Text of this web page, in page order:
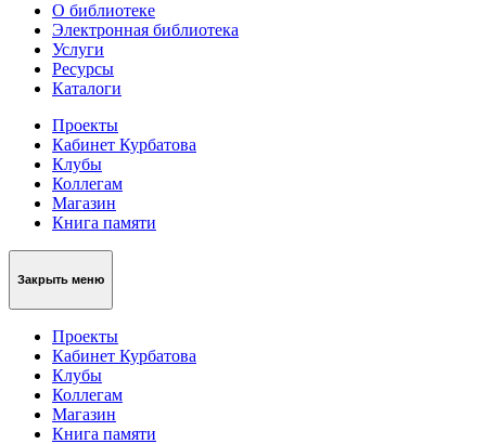
О библиотеке
Электронная библиотека
Услуги
Ресурсы
Каталоги
Проекты
Кабинет Курбатова
Клубы
Коллегам
Магазин
Книга памяти
Закрыть меню
Проекты
Кабинет Курбатова
Клубы
Коллегам
Магазин
Книга памяти